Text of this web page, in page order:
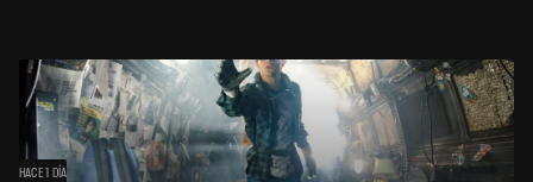
HACE 1 DÍA